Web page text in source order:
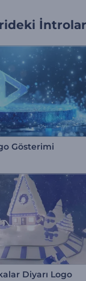
Gösterimi
Diyarı Logo